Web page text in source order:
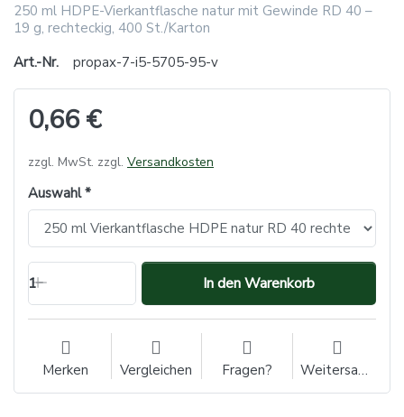
250 ml HDPE-Vierkantflasche natur mit Gewinde RD 40 –
19 g, rechteckig, 400 St./Karton
Art.-Nr.
propax-7-i5-5705-95-v
0,66 €
zzgl. MwSt. zzgl. Versandkosten
Auswahl
1 In den Warenkorb
Merken Vergleichen Fragen? Weitersagen